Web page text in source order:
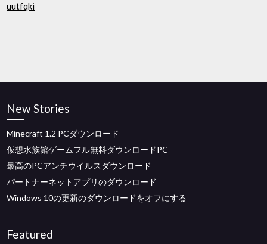
uutfqki
New Stories
Minecraft 1.2 PCダウンロード
仮想水族館ゲームフル無料ダウンロードPC
最高のPCアンチウイルスダウンロード
パートナーネットアプリのダウンロード
Windows 10の更新のダウンロードをオフにする
Featured